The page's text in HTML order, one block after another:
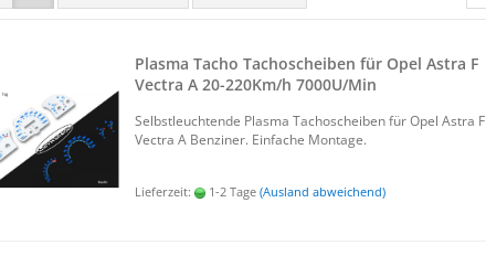
Plas­ma Tacho Ta­cho­schei­ben für Opel Astra F
Vec­tra A 20-​220Km/h 7000U/Min
Selbst­leuch­ten­de Plas­ma Ta­cho­schei­ben für Opel Astra F
Vec­tra A Ben­zi­ner. Ein­fa­che Mon­ta­ge.
Lieferzeit: 1-2 Tage (Ausland abweichend)